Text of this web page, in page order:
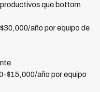
que bottom
año por equipo de
$15,000/año por equipo